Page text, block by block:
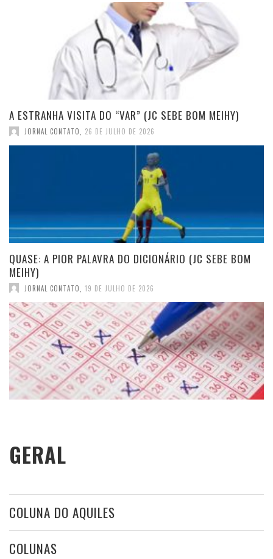
A ESTRANHA VISITA DO “VAR” (JC SEBE BOM MEIHY)
JORNAL CONTATO 26 DE JULHO DE 2026
QUASE: A PIOR PALAVRA DO DICIONÁRIO (JC SEBE BOM
MEIHY)
JORNAL CONTATO 19 DE JULHO DE 2026
GERAL
COLUNA DO AQUILES
COLUNAS